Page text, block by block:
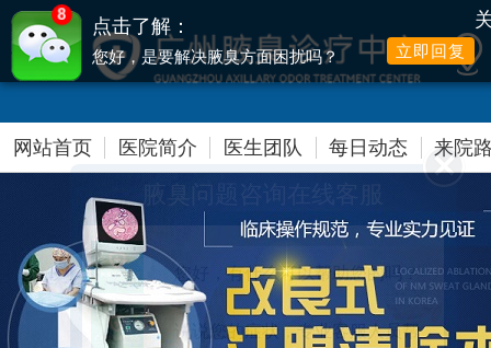
网站首页 医院简介 医生团队 每日动态 来院
8
点击了解：
您好，是要解决腋臭方面困扰吗？ 立即回复
腋臭问题咨询在线客服
您好，有什么可以帮助您的吗？
说说您的症状，专业客服人员帮